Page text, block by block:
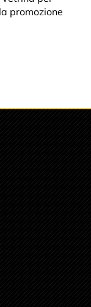
promozione